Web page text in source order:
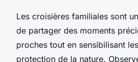
Les croisières familiales sont
de partager des moments
proches tout en sensibilisant
protection de la nature.